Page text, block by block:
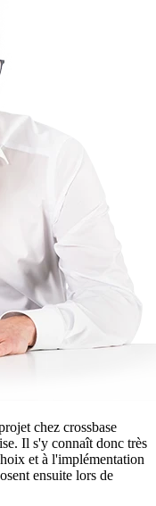
chez crossbase
Il s'y connaît donc très
et à l'implémentation
ensuite lors de